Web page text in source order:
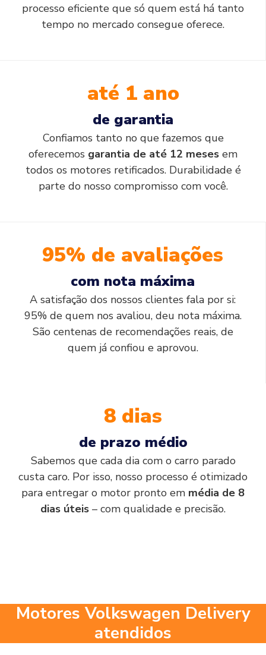
processo eficiente que só quem está há tanto
tempo no mercado consegue oferece.
até 1 ano
de garantia
Confiamos tanto no que fazemos que
oferecemos garantia de até 12 meses em
todos os motores retificados. Durabilidade é
parte do nosso compromisso com você.
95% de avaliações
com nota máxima
A satisfação dos nossos clientes fala por si:
95% de quem nos avaliou, deu nota máxima.
São centenas de recomendações reais, de
quem já confiou e aprovou.
8 dias
de prazo médio
Sabemos que cada dia com o carro parado
custa caro. Por isso, nosso processo é otimizado
para entregar o motor pronto em média de 8
dias úteis – com qualidade e precisão.
Motores Volkswagen Delivery
atendidos